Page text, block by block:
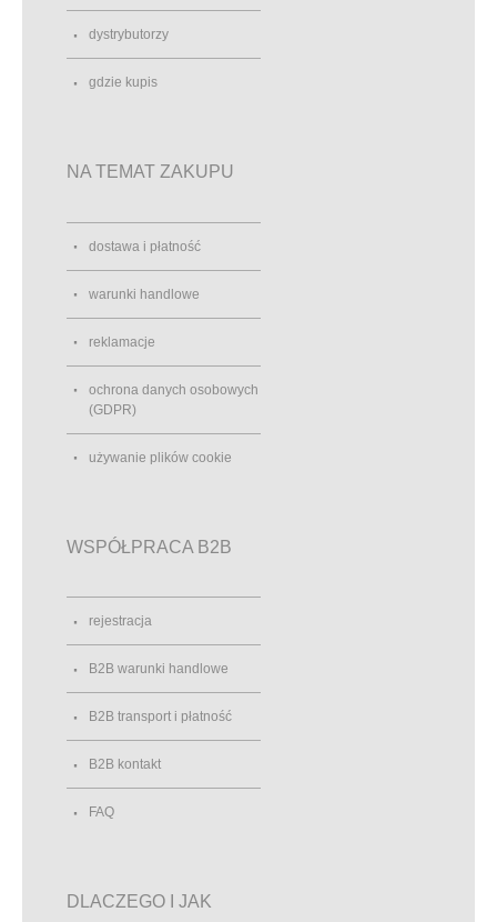
dystrybutorzy
gdzie kupis
NA TEMAT ZAKUPU
dostawa i płatność
warunki handlowe
reklamacje
ochrona danych osobowych
(GDPR)
używanie plików cookie
WSPÓŁPRACA B2B
rejestracja
B2B warunki handlowe
B2B transport i płatność
B2B kontakt
FAQ
DLACZEGO I JAK